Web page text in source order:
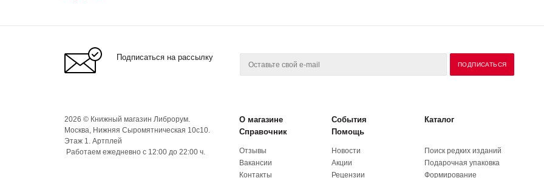
Подписаться на рассылку
2026 © Книжный магазин Либрорум.
Москва, Нижняя Сыромятническая 10с10.
Этаж 1. Артплей
Работаем ежедневно с 12:00 до 22:00 ч.
О магазине События
Каталог
Справочник
Помощь
Отзывы
Вакансии
Контакты
Новости
Акции
Рецензии
Поиск редких изданий
Подарочная упаковка
Формирование